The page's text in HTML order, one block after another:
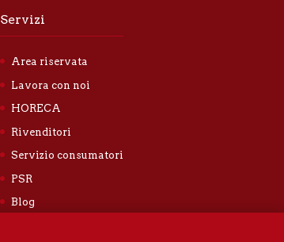
Servizi
Area riservata
Lavora con noi
HORECA
Rivenditori
Servizio consumatori
PSR
Blog